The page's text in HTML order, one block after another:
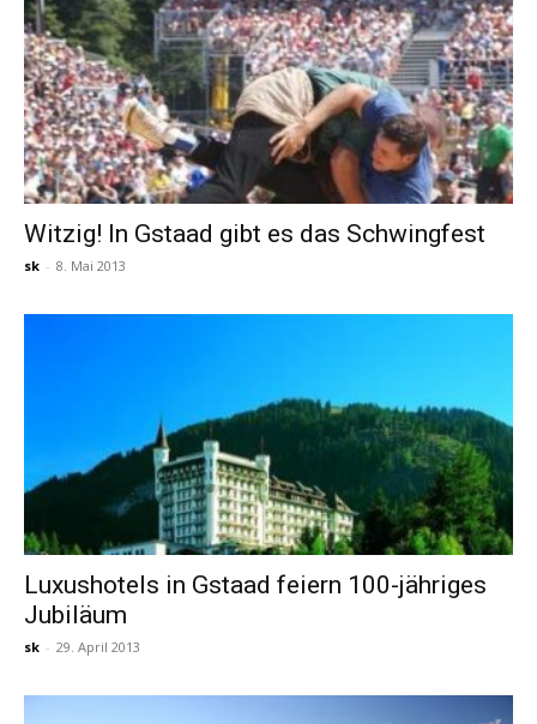
Witzig! In Gstaad gibt es das Schwingfest
sk - 8. Mai 2013
Luxushotels in Gstaad feiern 100-jähriges
Jubiläum
sk - 29. April 2013